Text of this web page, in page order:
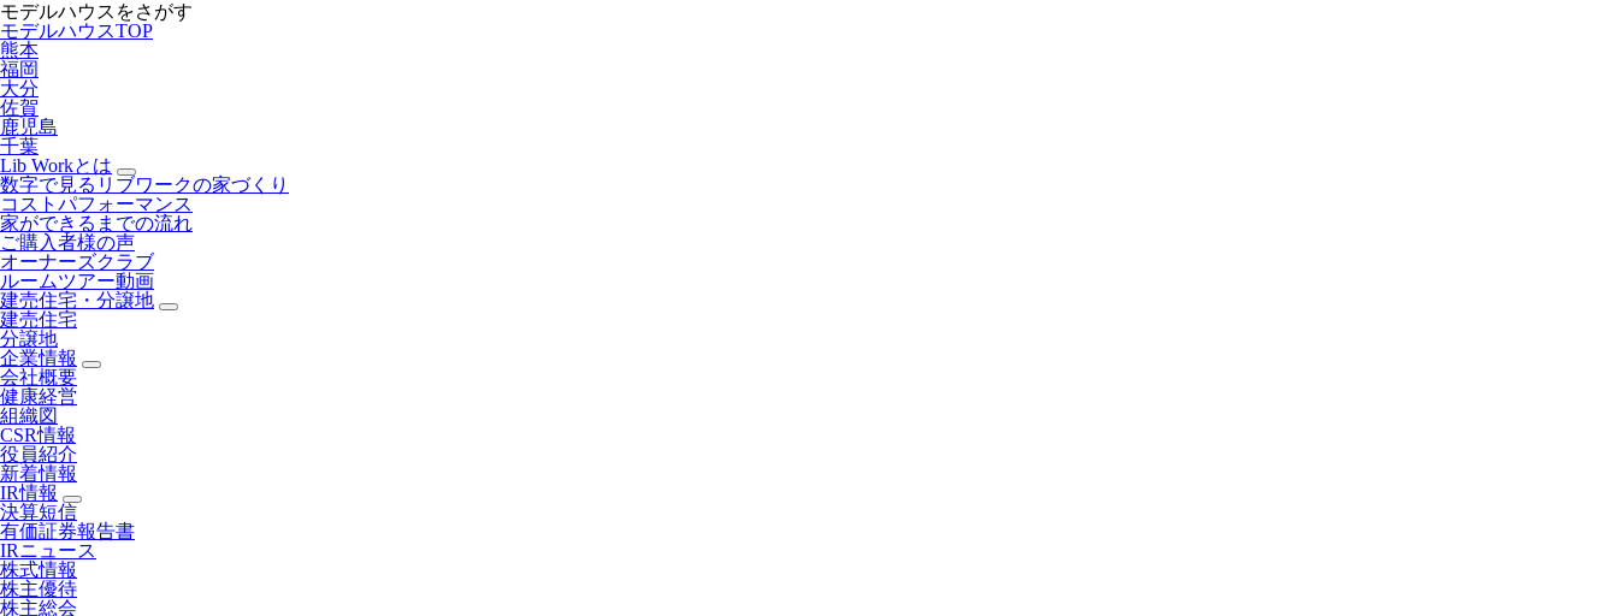
モデルハウスをさがす
モデルハウスTOP
熊本
福岡
大分
佐賀
鹿児島
千葉
Lib Workとは
数字で見るリブワークの家づくり
コストパフォーマンス
家ができるまでの流れ
ご購入者様の声
オーナーズクラブ
ルームツアー動画
建売住宅・分譲地
建売住宅
分譲地
企業情報
会社概要
健康経営
組織図
CSR情報
役員紹介
新着情報
IR情報
決算短信
有価証券報告書
IRニュース
株式情報
株主優待
株主総会